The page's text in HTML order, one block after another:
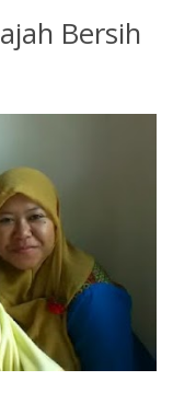
Bersih